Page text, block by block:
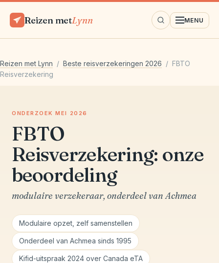
Reizen metLynn MENU
Reizen met Lynn / Beste reisverzekeringen 2026 / FBTO
Reisverzekering
ONDERZOEK MEI 2026
FBTO
Reisverzekering: onze
beoordeling
modulaire verzekeraar, onderdeel van Achmea
Modulaire opzet, zelf samenstellen
Onderdeel van Achmea sinds 1995
Kifid-uitspraak 2024 over Canada eTA